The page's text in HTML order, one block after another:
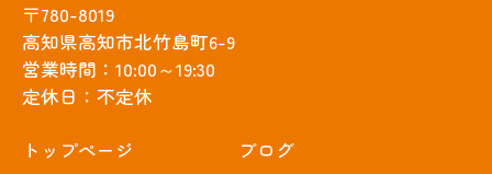
〒780-8019
高知県高知市北竹島町6-9
営業時間：10:00～19:30
定休日：不定休
トップぺージ
ブログ